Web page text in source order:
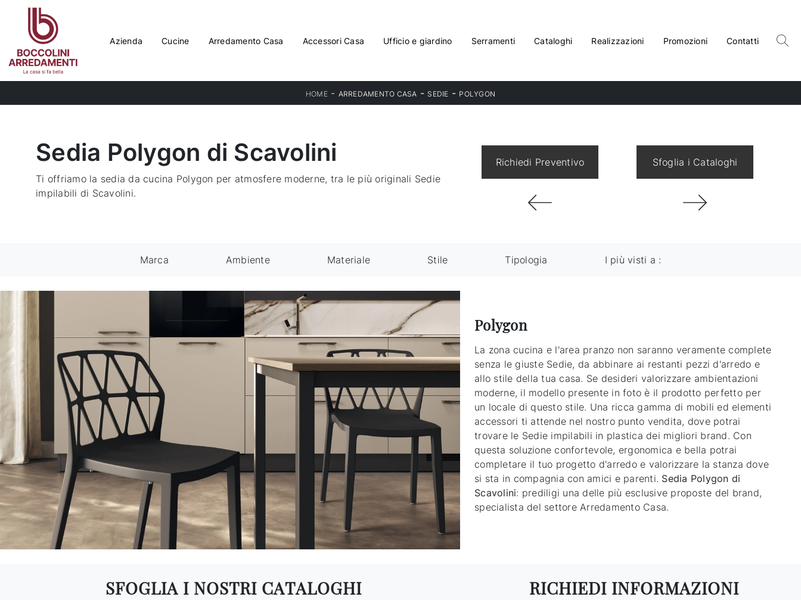
Azienda Cucine Arredamento Casa Accessori Casa Ufficio e giardino Serramenti Cataloghi Realizzazioni Promozioni Contatti
HOME- ARREDAMENTO CASA - SEDIE - POLYGON
Sedia Polygon di Scavolini
Ti offriamo la sedia da cucina Polygon per atmosfere moderne, tra le più originali Sedie
impilabili di Scavolini.
Richiedi Preventivo Sfoglia i Cataloghi
Marca Ambiente Materiale Stile Tipologia I più visti a :
Polygon
La zona cucina e l'area pranzo non saranno veramente complete
senza le giuste Sedie, da abbinare ai restanti pezzi d'arredo e
allo stile della tua casa. Se desideri valorizzare ambientazioni
moderne, il modello presente in foto è il prodotto perfetto per
un locale di questo stile. Una ricca gamma di mobili ed elementi
accessori ti attende nel nostro punto vendita, dove potrai
trovare le Sedie impilabili in plastica dei migliori brand. Con
questa soluzione confortevole, ergonomica e bella potrai
completare il tuo progetto d'arredo e valorizzare la stanza dove
si sta in compagnia con amici e parenti. Sedia Polygon di
Scavolini: prediligi una delle più esclusive proposte del brand,
specialista del settore Arredamento Casa.
SFOGLIA I NOSTRI CATALOGHI RICHIEDI INFORMAZIONI